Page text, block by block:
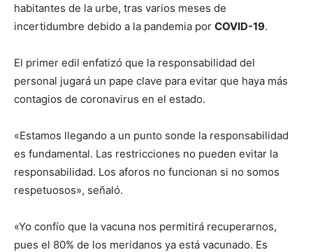
habitantes de la urbe, tras varios meses de
incertidumbre debido a la pandemia por COVID-19.
El primer edil enfatizó que la responsabilidad del
personal jugará un pape clave para evitar que haya más
contagios de coronavirus en el estado.
«Estamos llegando a un punto sonde la responsabilidad
es fundamental. Las restricciones no pueden evitar la
responsabilidad. Los aforos no funcionan si no somos
respetuosos», señaló.
«Yo confío que la vacuna nos permitirá recuperarnos,
pues el 80% de los meridanos ya está vacunado. Es